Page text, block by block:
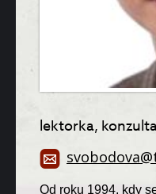
lektorka,
Od roku 1994, kdy